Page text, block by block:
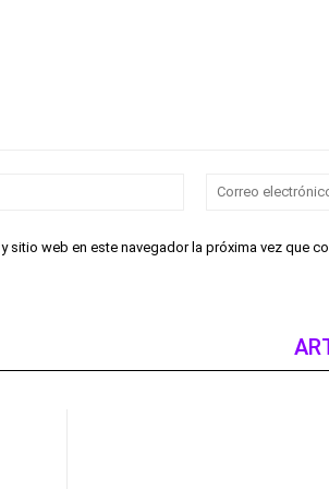
Nombre:*
sitio web en este navegador la próxima vez que